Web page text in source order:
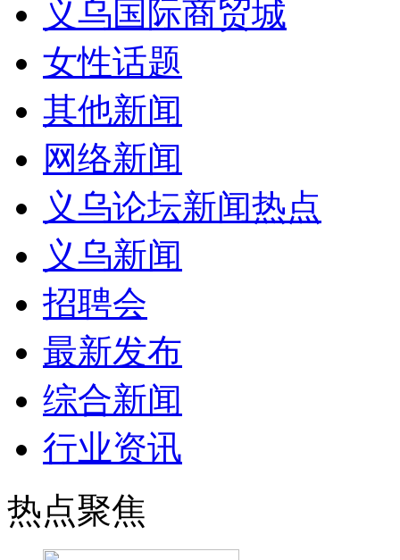
义乌国际商贸城
女性话题
其他新闻
网络新闻
义乌论坛新闻热点
义乌新闻
招聘会
最新发布
综合新闻
行业资讯
热点聚焦